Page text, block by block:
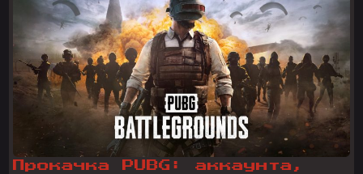
Прокачка PUBG: аккаунта,